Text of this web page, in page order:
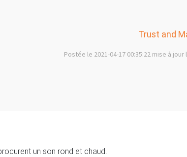
Trust and
Postée le 2021-04-17 00:35:22 mise à jour
un son rond et chaud.